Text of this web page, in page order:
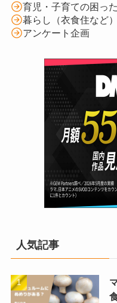
育児・子育ての困った
暮らし（衣食住など
アンケート企画
人気記事